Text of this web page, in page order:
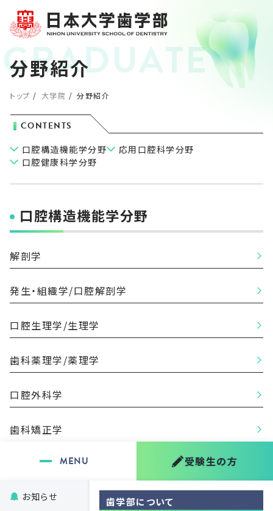
お知らせ
歯学部について
受験生の方
分野紹介
トップ 大学院 分野紹介
CONTENTS
口腔構造機能学分野
応用口腔科学分野
口腔健康科学分野
口腔構造機能学分野
解剖学
発生・組織学/口腔解剖学
口腔生理学/生理学
歯科薬理学/薬理学
口腔外科学
歯科矯正学
歯科麻酔学